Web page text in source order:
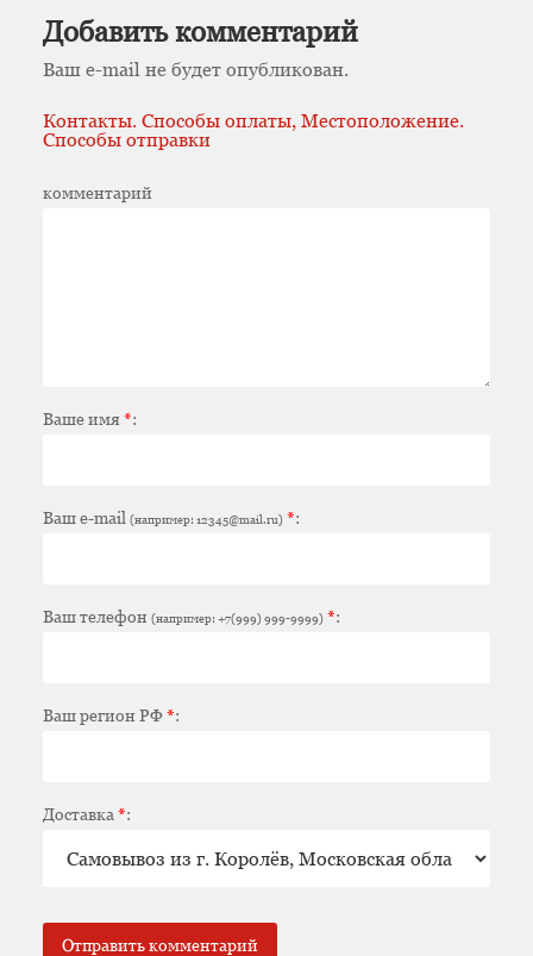
Добавить комментарий
Ваш e-mail не будет опубликован.
Контакты. Способы оплаты, Местоположение.
Способы отправки
комментарий
Ваше имя*:
Ваш e-mail (например: 12345@mail.ru) *:
Ваш телефон (например: +7(999) 999-9999) *:
Ваш регион РФ*:
Доставка *: